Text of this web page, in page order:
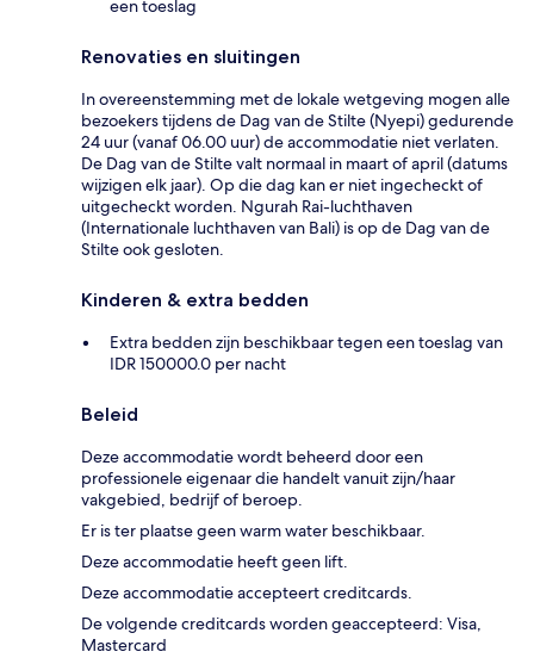
een toeslag
Renovaties en sluitingen
In overeenstemming met de lokale wetgeving mogen alle
bezoekers tijdens de Dag van de Stilte (Nyepi) gedurende
24 uur (vanaf 06.00 uur) de accommodatie niet verlaten.
De Dag van de Stilte valt normaal in maart of april (datums
wijzigen elk jaar). Op die dag kan er niet ingecheckt of
uitgecheckt worden. Ngurah Rai-luchthaven
(Internationale luchthaven van Bali) is op de Dag van de
Stilte ook gesloten.
Kinderen & extra bedden
Extra bedden zijn beschikbaar tegen een toeslag van
IDR 150000.0 per nacht
Beleid
Deze accommodatie wordt beheerd door een
professionele eigenaar die handelt vanuit zijn/haar
vakgebied, bedrijf of beroep.
Er is ter plaatse geen warm water beschikbaar.
Deze accommodatie heeft geen lift.
Deze accommodatie accepteert creditcards.
De volgende creditcards worden geaccepteerd: Visa,
Mastercard